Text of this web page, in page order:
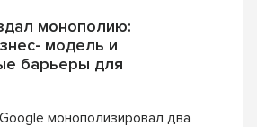
монополию:
модель и
барьеры для
монополизировал два